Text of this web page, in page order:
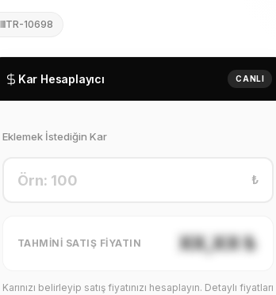
TR-10698
Kar Hesaplayıcı CANLI
Eklemek İstediğin Kar
₺
TAHMINI SATIŞ FIYATIN XX,XX ₺
Karınızı belirleyip satış fiyatınızı hesaplayın. Detaylı fiyatları